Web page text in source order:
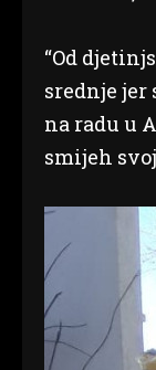
“Od
srednje jer
na radu u
smijeh